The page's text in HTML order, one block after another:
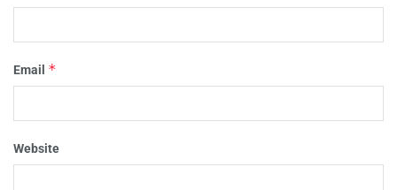
Email *
Website